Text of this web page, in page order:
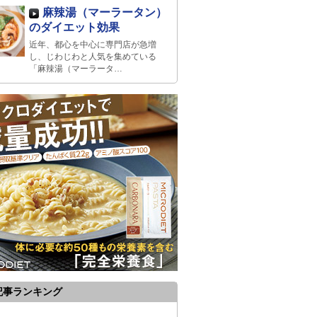
麻辣湯（マーラータン）
のダイエット効果
近年、都心を中心に専門店が急増
し、じわじわと人気を集めている
「麻辣湯（マーラータ…
事ランキング